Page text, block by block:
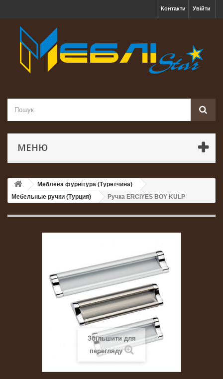
Увійти
Контакти
МЕНЮ
Меблева фурнітура (Туретчина)
Мебельные ручки (Турция)
Ручка ERCIYES BOY KULP
Збільшити для
перегляду